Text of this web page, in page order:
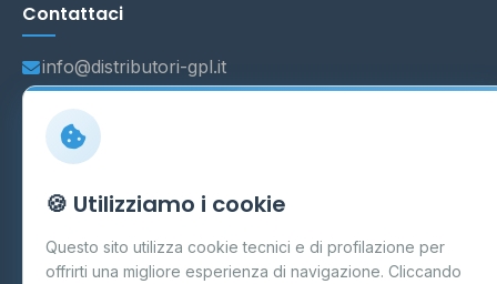
Contattaci
info@distributori-gpl.it
Carpi
P.IVA 03859300364
Dati forniti daMinistero delle Imprese e del Made in Italy
Aggiornamento quotidiano
🍪 Utilizziamo i cookie
Questo sito utilizza cookie tecnici e di profilazione per
offrirti una migliore esperienza di navigazione. Cliccando